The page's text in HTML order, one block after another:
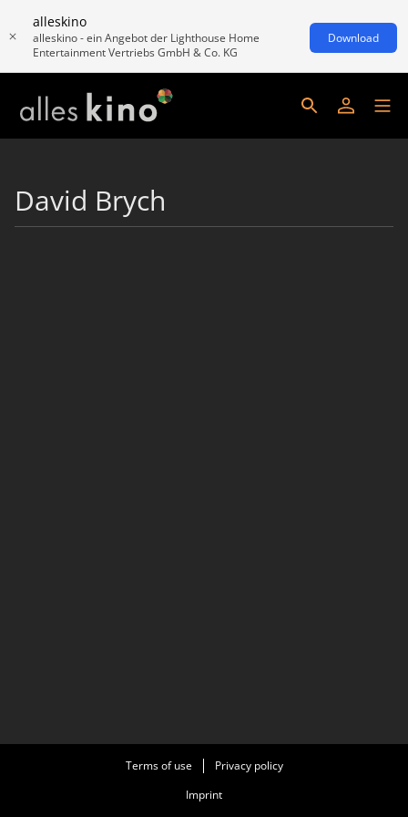
alleskino
alleskino - ein Angebot der Lighthouse Home
Entertainment Vertriebs GmbH & Co. KG
Download
David Brych
Terms of use
Privacy policy
Imprint